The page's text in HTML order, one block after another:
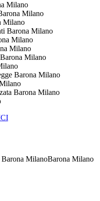
Milano
Milano
Milano
Barona Milano
Milano
Milano
Milano
Barona Milano
Barona Milano
Barona Milano